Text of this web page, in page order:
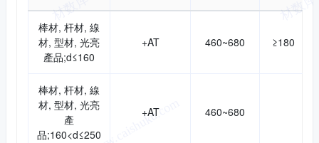
棒材, 杆材, 線
材, 型材, 光亮
產品;d≤160
+AT 460~680 ≥180
棒材, 杆材, 線
材, 型材, 光亮
產
品;160<d≤250
+AT 460~680